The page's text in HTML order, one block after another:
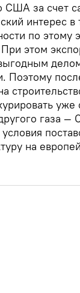
США за счет
интерес в
по этому
этом
Поэтому
газа —
на